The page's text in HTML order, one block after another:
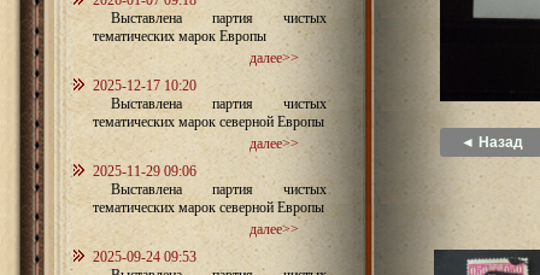
Выставлена партия чистых
тематических марок Европы
далее>>
2025-12-17 10:20
Выставлена партия чистых
тематических марок северной Европы
далее>>
2025-11-29 09:06
Выставлена партия чистых
тематических марок северной Европы
далее>>
2025-09-24 09:53
◄ Назад